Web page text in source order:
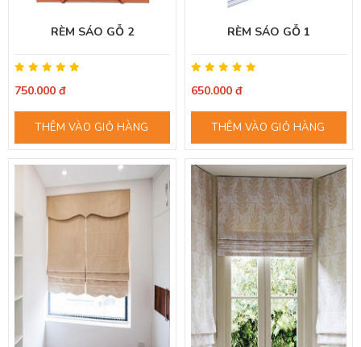
RÈM SÁO GỖ 2
750.000 đ
THÊM VÀO GIỎ HÀNG
RÈM SÁO GỖ 1
650.000 đ
THÊM VÀO GIỎ HÀNG